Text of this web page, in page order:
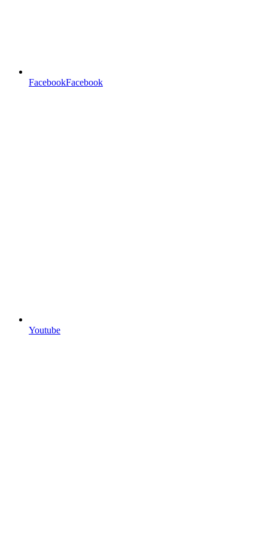
FacebookFacebook
Youtube